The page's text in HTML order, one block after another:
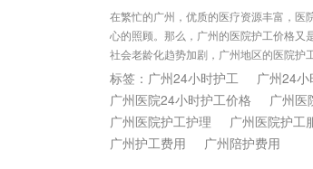
在繁忙的广州，优质的医疗资源丰富，医
心的照顾。那么，广州的医院护工价格又
社会老龄化趋势加剧，广州地区的医院护
标签： 广州24小时护工 广州24
广州医院24小时护工价格
广州医
广州医院护工护理
广州医院护工
广州护工费用
广州陪护费用